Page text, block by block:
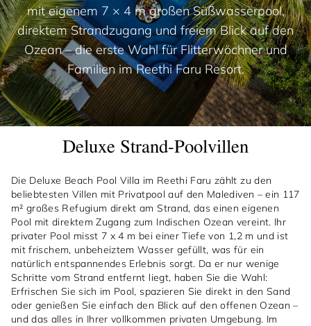
mit eigenem 7 × 4 m großen Süßwasserpool,
direktem Strandzugang und freiem Blick auf den
Ozean – die erste Wahl für Flitterwöchner und
Familien im Reethi Faru Resort.
Deluxe Strand-Poolvillen
Die Deluxe Beach Pool Villa im Reethi Faru zählt zu den
beliebtesten Villen mit Privatpool auf den Malediven – ein 117
m² großes Refugium direkt am Strand, das einen eigenen
Pool mit direktem Zugang zum Indischen Ozean vereint. Ihr
privater Pool misst 7 x 4 m bei einer Tiefe von 1,2 m und ist
mit frischem, unbeheiztem Wasser gefüllt, was für ein
natürlich entspannendes Erlebnis sorgt. Da er nur wenige
Schritte vom Strand entfernt liegt, haben Sie die Wahl:
Erfrischen Sie sich im Pool, spazieren Sie direkt in den Sand
oder genießen Sie einfach den Blick auf den offenen Ozean –
und das alles in Ihrer vollkommen privaten Umgebung. Im